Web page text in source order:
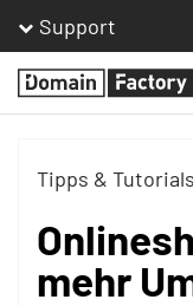
Support
Homepage
Tipps & Tutorials
mehr